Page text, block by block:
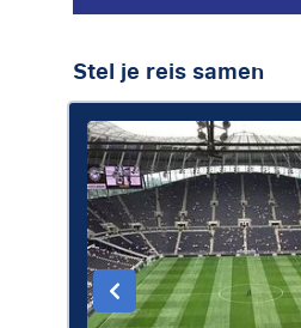
Stel je reis samen